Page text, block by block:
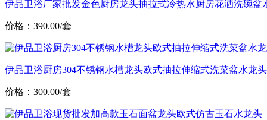
伊品卫浴厂家批发金色厨房龙头抽拉式冷热水厨房花洒洗碗盆
价格：390.00/套
伊品卫浴厨房304不锈钢水槽龙头欧式抽拉伸缩式洗菜盆水龙头
价格：300.00/套